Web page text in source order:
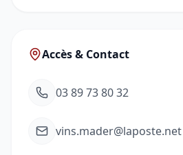
Accès & Contact
03 89 73 80 32
vins.mader@laposte.net